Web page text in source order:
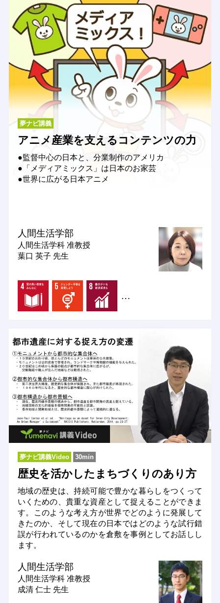
夢ナビ講義
アニメ産業を支えるコンテンツの力
●監督中心の日本と、分業制作のアメリカ
●「メディアミックス」は日本のお家芸
●世界に広がる日本アニメ
人間生活学部
人間生活学科 准教授
葉口 英子 先生
…
夢ナビ講義Video 30min
歴史を活かしたまちづくりのあり方
地域の歴史は、持続可能で豊かな暮らしをつくって
いくための、貴重な資産として捉えることができま
す。このような考え方が世界でどのように発展して
きたのか、そして現在の日本ではどのような試行錯
誤が行われているのかを倉敷を事例としてお話しし
ます。
人間生活学部
人間生活学科 准教授
成清 仁士 先生